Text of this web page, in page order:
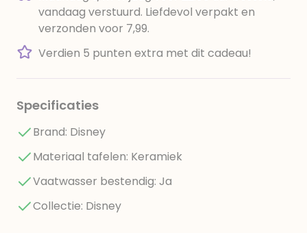
vandaag verstuurd. Liefdevol verpakt en
verzonden voor 7,99.
Verdien 5 punten extra met dit cadeau!
Specificaties
Brand: Disney
Materiaal tafelen: Keramiek
Vaatwasser bestendig: Ja
Collectie: Disney